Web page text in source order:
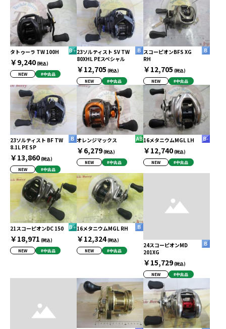
タトゥーラ TW 100H
￥9,240(税込)
NEW
#中古品
23ソルティスト SV TW
80XHL PEスペシャル
￥12,705 (税込)
NEW
#中古品
スコーピオンBFS XG
RH
￥12,705 (税込)
NEW
#中古品
23ソルティスト BF TW
8.1L PE SP
￥13,860(税込)
NEW
#中古品
オレンジマックス
￥6,279(税込)
NEW
#中古品
16メタニウムMGL LH
￥12,740(税込)
NEW
#中古品
21スコーピオンDC 150
￥18,971 (税込)
NEW
#中古品
16メタニウムMGL RH
￥12,324(税込)
NEW
#中古品
24スコーピオンMD
201XG
￥15,729(税込)
NEW
#中古品